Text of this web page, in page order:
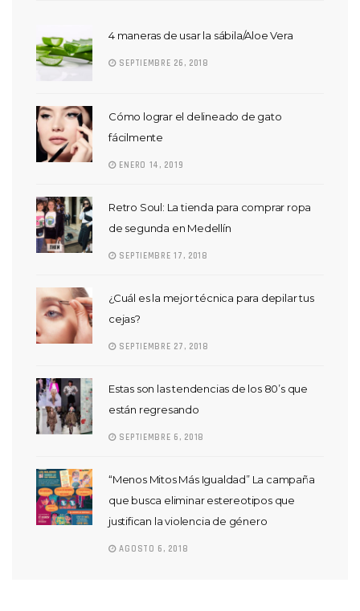
4 maneras de usar la sábila/Aloe Vera
SEPTIEMBRE 26, 2018
Cómo lograr el delineado de gato
fácilmente
ENERO 14, 2019
Retro Soul: La tienda para comprar ropa
de segunda en Medellín
SEPTIEMBRE 17, 2018
¿Cuál es la mejor técnica para depilar tus
cejas?
SEPTIEMBRE 27, 2018
Estas son las tendencias de los 80’s que
están regresando
SEPTIEMBRE 6, 2018
“Menos Mitos Más Igualdad” La campaña
que busca eliminar estereotipos que
justifican la violencia de género
AGOSTO 6, 2018